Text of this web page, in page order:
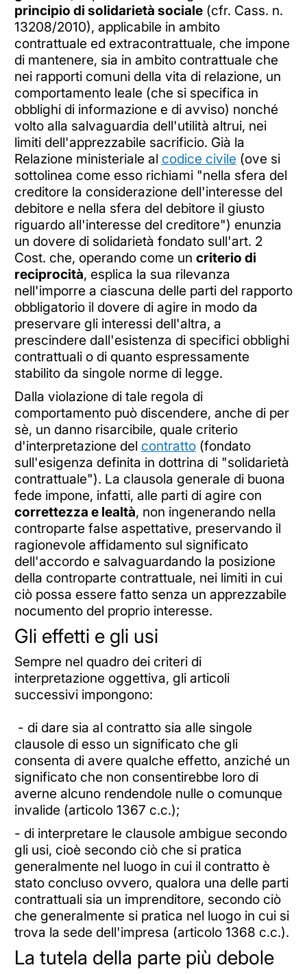
principio di solidarietà sociale(cfr. Cass. n.
13208/2010), applicabile in ambito
contrattuale ed extracontrattuale, che impone
di mantenere, sia in ambito contrattuale che
nei rapporti comuni della vita di relazione, un
comportamento leale (che si specifica in
obblighi di informazione e di avviso) nonché
volto alla salvaguardia dell'utilità altrui, nei
limiti dell'apprezzabile sacrificio. Già la
Relazione ministeriale al codice civile (ove si
sottolinea come esso richiami "nella sfera del
creditore la considerazione dell'interesse del
debitore e nella sfera del debitore il giusto
riguardo all'interesse del creditore") enunzia
un dovere di solidarietà fondato sull'art. 2
Cost. che, operando come un criterio di
reciprocità, esplica la sua rilevanza
nell'imporre a ciascuna delle parti del rapporto
obbligatorio il dovere di agire in modo da
preservare gli interessi dell'altra, a
prescindere dall'esistenza di specifici obblighi
contrattuali o di quanto espressamente
stabilito da singole norme di legge.
Dalla violazione di tale regola di
comportamento può discendere, anche di per
sè, un danno risarcibile, quale criterio
d'interpretazione del contratto(fondato
sull'esigenza definita in dottrina di "solidarietà
contrattuale"). La clausola generale di buona
fede impone, infatti, alle parti di agire con
correttezza e lealtà, non ingenerando nella
controparte false aspettative, preservando il
ragionevole affidamento sul significato
dell'accordo e salvaguardando la posizione
della controparte contrattuale, nei limiti in cui
ciò possa essere fatto senza un apprezzabile
nocumento del proprio interesse.
Gli effetti e gli usi
Sempre nel quadro dei criteri di
interpretazione oggettiva, gli articoli
successivi impongono:
- di dare sia al contratto sia alle singole
clausole di esso un significato che gli
consenta di avere qualche effetto, anziché un
significato che non consentirebbe loro di
averne alcuno rendendole nulle o comunque
invalide (articolo 1367 c.c.);
- di interpretare le clausole ambigue secondo
gli usi, cioè secondo ciò che si pratica
generalmente nel luogo in cui il contratto è
stato concluso ovvero, qualora una delle parti
contrattuali sia un imprenditore, secondo ciò
che generalmente si pratica nel luogo in cui si
trova la sede dell'impresa (articolo 1368 c.c.).
La tutela della parte più debole